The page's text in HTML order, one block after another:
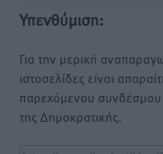
Υπενθύμιση:
Για την μερική
ιστοσελίδες είναι
παρεχόμενου
της Δημοκρατικής.